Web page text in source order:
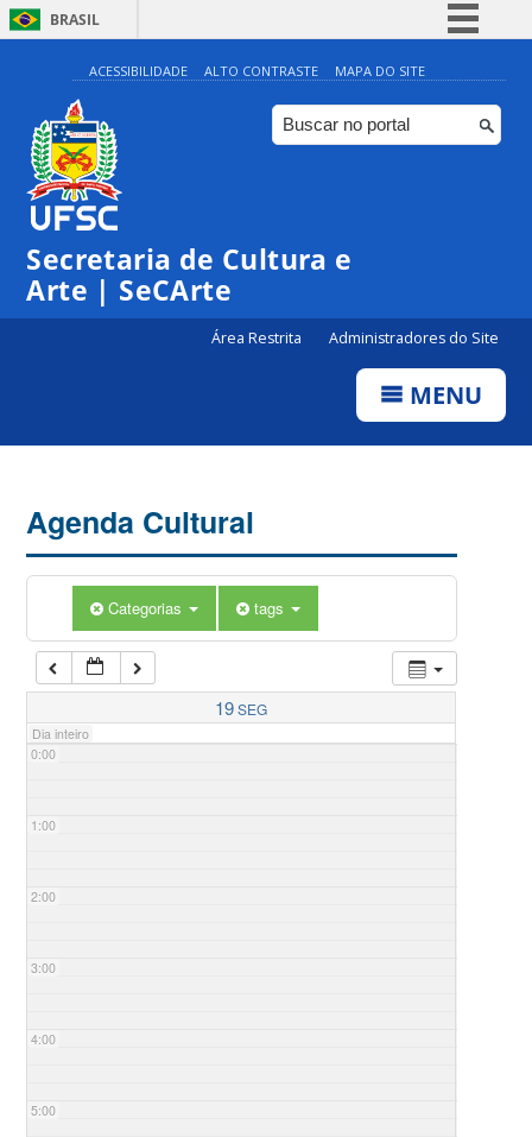
BRASIL
Simplifique!
Comunica BR
Participe
ACESSIBILIDADE ALTO CONTRASTE MAPA DO SITE
Secretaria de Cultura e
Arte | SeCArte
Área Restrita Administradores do Site
MENU
Agenda Cultural
Categorias tags
19SEG
Dia inteiro
0:00
1:00
2:00
3:00
4:00
5:00